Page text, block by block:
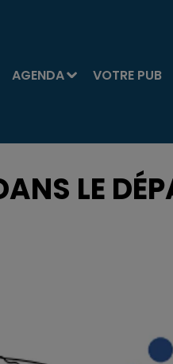
AGENDA VOTRE PUB
LE